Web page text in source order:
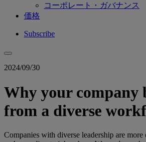
コーポレート・ガバナンス
価格
Subscribe
2024/09/30
Why your company
from a diverse
Companies with diverse leadership are